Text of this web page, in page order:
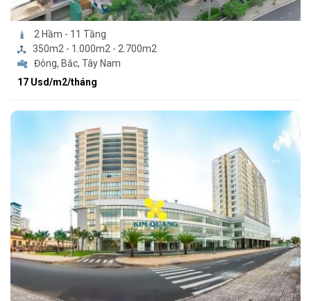
2 Hầm - 11 Tầng
350m2 - 1.000m2 - 2.700m2
Đông, Bắc, Tây Nam
17 Usd/m2/tháng